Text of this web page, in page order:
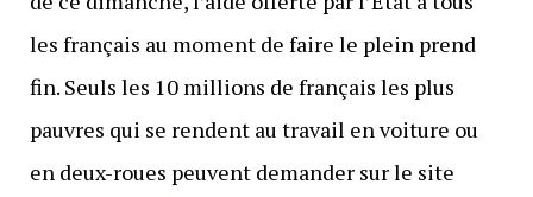
les français au moment de faire le plein prend
fin. Seuls les 10 millions de français les plus
pauvres qui se rendent au travail en voiture ou
en deux-roues peuvent demander sur le site